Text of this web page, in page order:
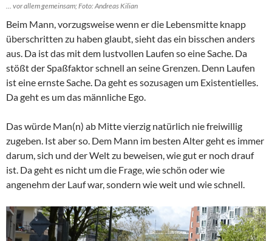
… vor allem gemeinsam; Foto: Andreas Kilian
Beim Mann, vorzugsweise wenn er die Lebensmitte knapp
überschritten zu haben glaubt, sieht das ein bisschen anders
aus. Da ist das mit dem lustvollen Laufen so eine Sache. Da
stößt der Spaßfaktor schnell an seine Grenzen. Denn Laufen
ist eine ernste Sache. Da geht es sozusagen um Existentielles.
Da geht es um das männliche Ego.
Das würde Man(n) ab Mitte vierzig natürlich nie freiwillig
zugeben. Ist aber so. Dem Mann im besten Alter geht es immer
darum, sich und der Welt zu beweisen, wie gut er noch drauf
ist. Da geht es nicht um die Frage, wie schön oder wie
angenehm der Lauf war, sondern wie weit und wie schnell.